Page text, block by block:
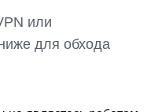
или
для обхода